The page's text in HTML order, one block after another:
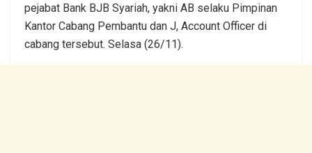
pejabat Bank BJB Syariah, yakni AB selaku Pimpinan
Kantor Cabang Pembantu dan J, Account Officer di
cabang tersebut. Selasa (26/11).